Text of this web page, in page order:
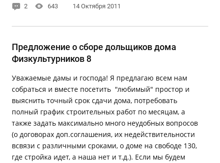
2 643 14 Октября 2011
Предложение о сборе дольщиков дома
Физкультурников 8
Уважаемые дамы и господа! Я предлагаю всем нам
собраться и вместе посетить "любимый" простор и
выяснить точный срок сдачи дома, потребовать
полный график строительных работ по месяцам, а
также задать максимально много неудобных вопросов
(о договорах доп.соглашения, их недействительности
всвязи с различными сроками, о доме на свободе 130,
где стройка идет, а наша нет и т.д.). Если мы будем